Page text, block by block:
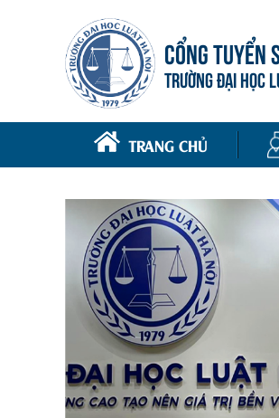
CỔNG TUYỂN
TRƯỜNG ĐẠI HỌC
TRANG CHỦ